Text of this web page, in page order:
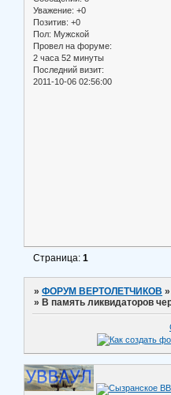
Уважение: +0
Позитив: +0
Пол: Мужской
Провел на форуме:
2 часа 52 минуты
Последний визит:
2011-10-06 02:56:00
Страница:1
»ФОРУМ ВЕРТОЛЕТЧИКОВ
»В память ликвидаторов